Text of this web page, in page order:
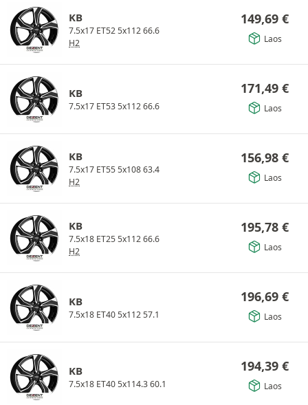
KB
7.5x17 ET52 5x112 66.6
H2
149,69 €
Laos
KB
7.5x17 ET53 5x112 66.6
171,49 €
Laos
KB
7.5x17 ET55 5x108 63.4
H2
156,98 €
Laos
KB
7.5x18 ET25 5x112 66.6
H2
195,78 €
Laos
KB
7.5x18 ET40 5x112 57.1
196,69 €
Laos
KB
7.5x18 ET40 5x114.3 60.1
194,39 €
Laos